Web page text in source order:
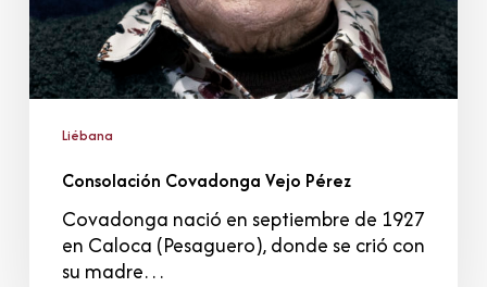
Liébana
Consolación Covadonga Vejo Pérez
Covadonga nació en septiembre de 1927
en Caloca (Pesaguero), donde se crió con
su madre…